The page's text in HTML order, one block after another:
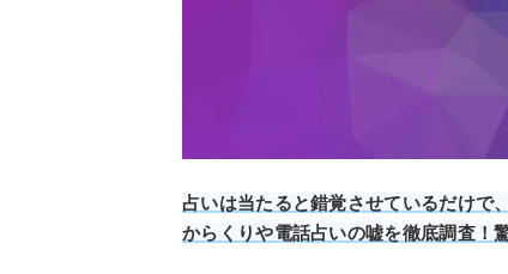
占いは当たると錯覚させているだけで
からくりや電話占いの嘘を徹底調査！